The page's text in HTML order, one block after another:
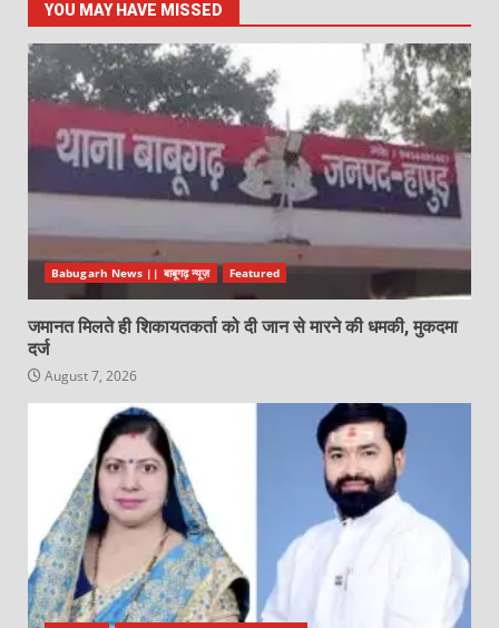
YOU MAY HAVE MISSED
Babugarh News || बाबूगढ़ न्यूज़ Featured
जमानत मिलते ही शिकायतकर्ता को दी जान से मारने की धमकी, मुकदमा
दर्ज
August 7, 2026